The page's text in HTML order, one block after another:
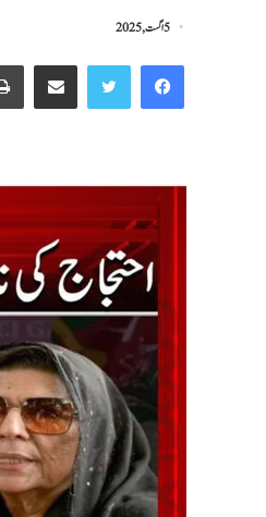
5 اگست, 2025